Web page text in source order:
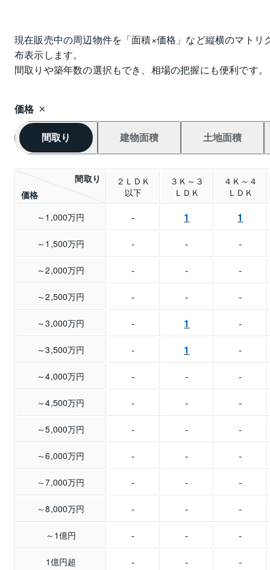
現在販売中の周辺物件を「面積×価格」など縦横のマトリ
布表示します。
間取りや築年数の選択もでき、相場の把握にも便利です。
価格
間取り 建物面積 土地面積
価格
間取り
２ＬＤＫ
以下
３Ｋ～３
ＬＤＫ
４Ｋ～４
ＬＤＫ
～1,000万円 - 1 1
～1,500万円 - - -
～2,000万円 - - -
～2,500万円 - - -
～3,000万円 - 1 -
～3,500万円 - 1 -
～4,000万円 - - -
～4,500万円 - - -
～5,000万円 - - -
～6,000万円 - - -
～7,000万円 - - -
～8,000万円 - - -
～1億円 - - -
1億円超 - - -